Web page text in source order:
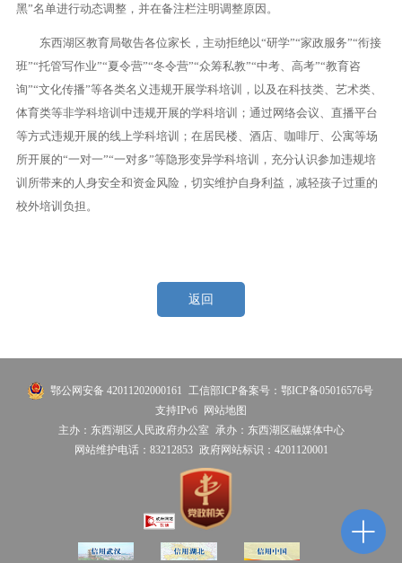
黑”名单进行动态调整，并在备注栏注明调整原因。
东西湖区教育局敬告各位家长，主动拒绝以“研学”“家政服务”“衔接
班”“托管写作业”“夏令营”“冬令营”“众筹私教”“中考、高考”“教育咨
询”“文化传播”等各类名义违规开展学科培训，以及在科技类、艺术类、
体育类等非学科培训中违规开展的学科培训；通过网络会议、直播平台
等方式违规开展的线上学科培训；在居民楼、酒店、咖啡厅、公寓等场
所开展的“一对一”“一对多”等隐形变异学科培训，充分认识参加违规培
训所带来的人身安全和资金风险，切实维护自身利益，减轻孩子过重的
校外培训负担。
返回
鄂公网安备 42011202000161
工信部ICP备案号：鄂ICP备05016576号
支持IPv6 网站地图
主办：东西湖区人民政府办公室
承办：东西湖区融媒体中心
网站维护电话：83212853 政府网站标识：4201120001